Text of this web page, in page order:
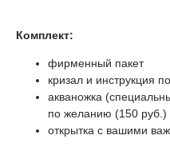
Комплект:
фирменный пакет
кризал и инструкция
акваножка
по желанию (150 руб.)
открытка с вашими